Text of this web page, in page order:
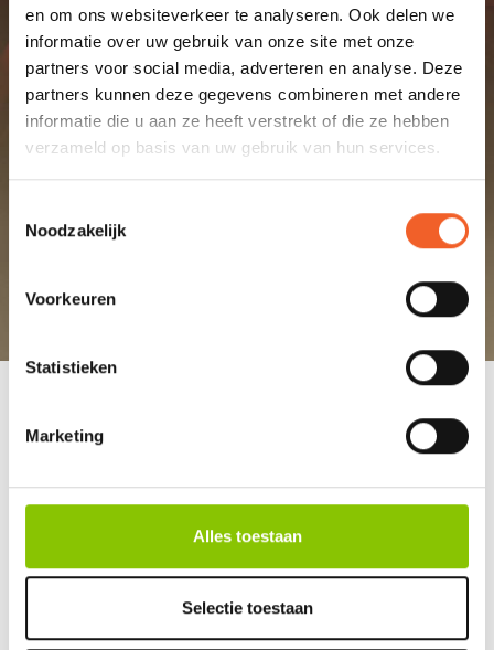
en om ons websiteverkeer te analyseren. Ook delen we
informatie over uw gebruik van onze site met onze
partners voor social media, adverteren en analyse. Deze
partners kunnen deze gegevens combineren met andere
informatie die u aan ze heeft verstrekt of die ze hebben
verzameld op basis van uw gebruik van hun services.
Noodzakelijk
Voorkeuren
Statistieken
Marketing
Alles toestaan
Selectie toestaan
Je hebt nog geen dealer geselecteerd
FAQ
NIEUWS
VUURWERK BESTELLEN
ALGEMENE VOORWAARDEN
(W)ECO - LOGISCH VUURWERK